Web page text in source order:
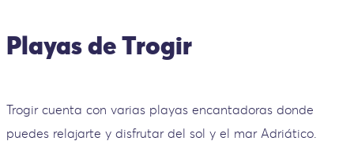
Playas de Trogir
Trogir cuenta con varias playas encantadoras donde
puedes relajarte y disfrutar del sol y el mar Adriático.